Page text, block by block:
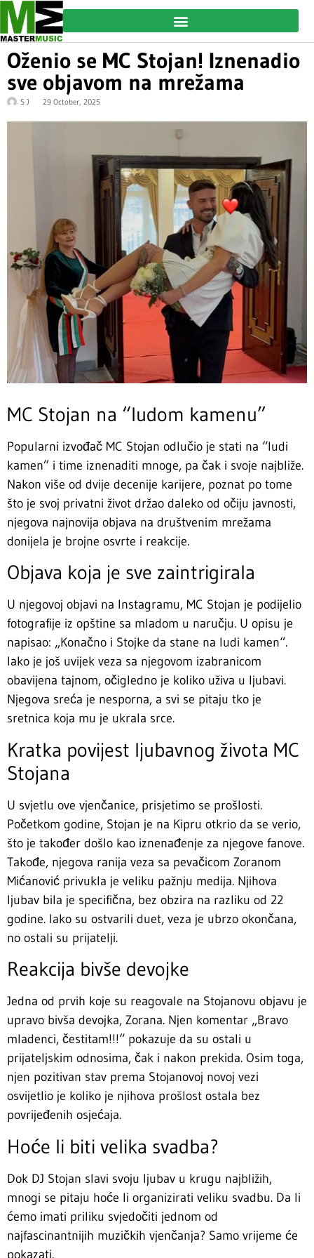
Oženio se MC Stojan! Iznenadio
sve objavom na mrežama
S J 29 October, 2025
MC Stojan na “ludom kamenu”
Popularni izvođač MC Stojan odlučio je stati na “ludi
kamen” i time iznenaditi mnoge, pa čak i svoje najbliže.
Nakon više od dvije decenije karijere, poznat po tome
što je svoj privatni život držao daleko od očiju javnosti,
njegova najnovija objava na društvenim mrežama
donijela je brojne osvrte i reakcije.
Objava koja je sve zaintrigirala
U njegovoj objavi na Instagramu, MC Stojan je podijelio
fotografije iz opštine sa mladom u naručju. U opisu je
napisao: „Konačno i Stojke da stane na ludi kamen“.
Iako je još uvijek veza sa njegovom izabranicom
obavijena tajnom, očigledno je koliko uživa u ljubavi.
Njegova sreća je nesporna, a svi se pitaju tko je
sretnica koja mu je ukrala srce.
Kratka povijest ljubavnog života MC
Stojana
U svjetlu ove vjenčanice, prisjetimo se prošlosti.
Početkom godine, Stojan je na Kipru otkrio da se verio,
što je također došlo kao iznenađenje za njegove fanove.
Takođe, njegova ranija veza sa pevačicom Zoranom
Mićanović privukla je veliku pažnju medija. Njihova
ljubav bila je specifična, bez obzira na razliku od 22
godine. Iako su ostvarili duet, veza je ubrzo okončana,
no ostali su prijatelji.
Reakcija bivše devojke
Jedna od prvih koje su reagovale na Stojanovu objavu je
upravo bivša devojka, Zorana. Njen komentar „Bravo
mladenci, čestitam!!!“ pokazuje da su ostali u
prijateljskim odnosima, čak i nakon prekida. Osim toga,
njen pozitivan stav prema Stojanovoj novoj vezi
osvijetlio je koliko je njihova prošlost ostala bez
povrijeđenih osjećaja.
Hoće li biti velika svadba?
Dok DJ Stojan slavi svoju ljubav u krugu najbližih,
mnogi se pitaju hoće li organizirati veliku svadbu. Da li
ćemo imati priliku svjedočiti jednom od
najfascinantnijih muzičkih vjenčanja? Samo vrijeme će
pokazati.